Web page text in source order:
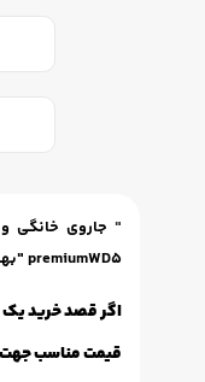
"
premiumWD5 "
اگر قصد خرید یک
قیمت مناسب جهت